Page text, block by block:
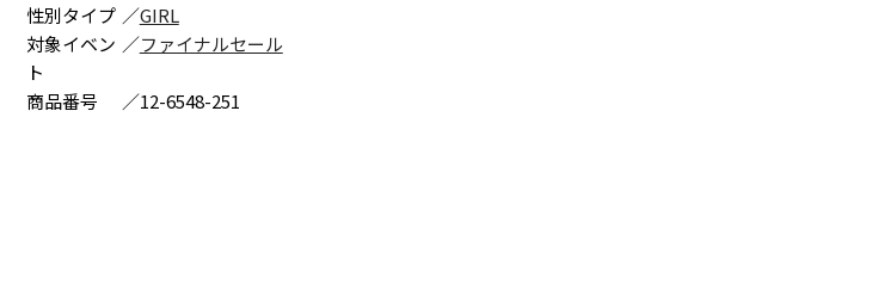
性別タイプ ／GIRL
対象イベン
ト
／ファイナルセール
商品番号 ／12-6548-251